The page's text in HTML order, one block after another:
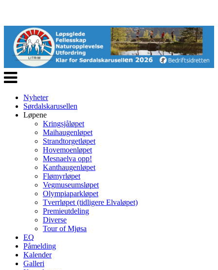
Veksle
navigasjon
Nyheter
Sørdalskarusellen
Løpene
Kringsjåløpet
Maihaugenløpet
Strandtorgetløpet
Hovemoenløpet
Mesnaelva opp!
Kanthaugenløpet
Flømyrløpet
Vegmuseumsløpet
Olympiaparkløpet
Tverrløpet (tidligere Elvaløpet)
Premieutdeling
Diverse
Tour of Mjøsa
EQ
Påmelding
Kalender
Galleri